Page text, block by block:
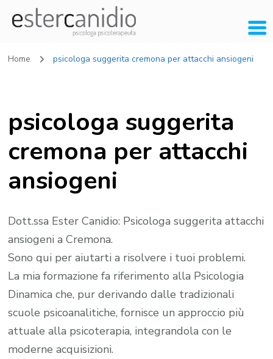
Home psicologa suggerita cremona per attacchi ansiogeni
psicologa suggerita
cremona per attacchi
ansiogeni
Dott.ssa Ester Canidio: Psicologa suggerita attacchi
ansiogeni a Cremona.
Sono qui per aiutarti a risolvere i tuoi problemi.
La mia formazione fa riferimento alla Psicologia
Dinamica che, pur derivando dalle tradizionali
scuole psicoanalitiche, fornisce un approccio più
attuale alla psicoterapia, integrandola con le
moderne acquisizioni.